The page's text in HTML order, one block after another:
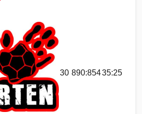
30 890:85435:25